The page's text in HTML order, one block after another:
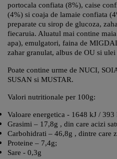
portocala confiata (8%), caise
(4%) si coaja de lamaie confiata
preparate cu sirop de glucoza,
fiecaruia. Aluatul mai contine
apa), emulgatori, faina de
zahar granulat, albus de OU si ulei
Poate contine urme de NUCI,
SUSAN si MUSTAR.
Valori nutritionale per 100g:
Valoare energetica - 1648 kJ / 393
Grasimi – 17,8g , din care acizi
Carbohidrati – 46,8g , dintre care
Proteine – 7,4g;
Sare - 0,3g